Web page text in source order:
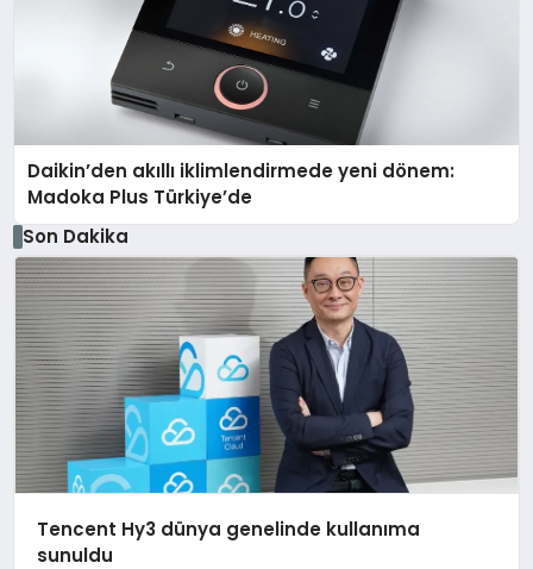
Daikin’den akıllı iklimlendirmede yeni dönem:
Madoka Plus Türkiye’de
Son Dakika
Tencent Hy3 dünya genelinde kullanıma
sunuldu